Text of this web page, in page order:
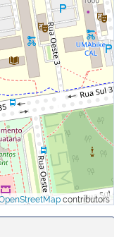
contributors